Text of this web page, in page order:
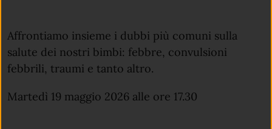
Affrontiamo insieme i dubbi più comuni sulla
salute dei nostri bimbi: febbre, convulsioni
febbrili, traumi e tanto altro.
Martedì 19 maggio 2026 alle ore 17.30